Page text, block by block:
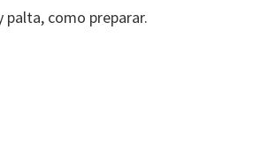
palta, como preparar.